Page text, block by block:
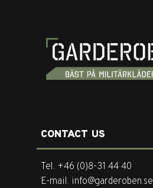
CONTACT US
Tel. +46 (0)8-31 44 40
E-mail. info@garderoben.se